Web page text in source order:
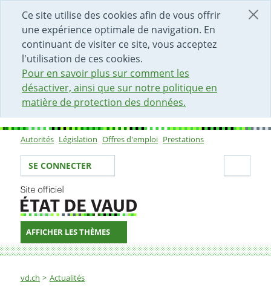
Ce site utilise des cookies afin de vous offrir
une expérience optimale de navigation. En
continuant de visiter ce site, vous acceptez
l'utilisation de ces cookies.
Pour en savoir plus sur comment les
désactiver, ainsi que sur notre politique en
matière de protection des données.
DÉBUT DU CONTENU DE LA PAGE
ACCÈS AU CHAMP DE RECHERCHE
PAGE D'ACCUEIL
FORMULAIRE DE CONTACT
Sous-navigation
Autorités Législation Offres d'emploi Prestations
Votre identité
SE CONNECTER
AFFICHER LES THÈMES
Fil d'Ariane
vd.ch Actualités
Du bois vaudois pour la toiture du nouveau Parlement